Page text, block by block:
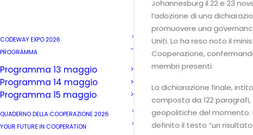
CODEWAY EXPO 2026
PROGRAMMA
Programma 13 maggio
Programma 14 maggio
Programma 15 maggio
QUADERNO DELLA COOPERAZIONE 2026
YOUR FUTURE IN COOPERATION
Johannesburg il 22 e 23
l’adozione di una
promuovere una
Uniti. Lo ha reso noto il
Cooperazione,
membri presenti.
La dichiarazione finale,
composta da 122
geopolitiche del momento.
definito il testo “un